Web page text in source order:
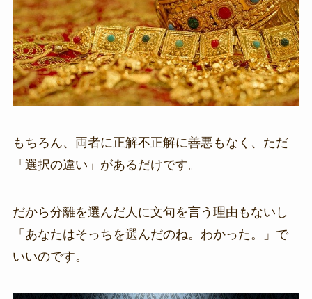
もちろん、両者に正解不正解に善悪もなく、ただ
「選択の違い」があるだけです。
だから分離を選んだ人に文句を言う理由もないし
「あなたはそっちを選んだのね。わかった。」で
いいのです。